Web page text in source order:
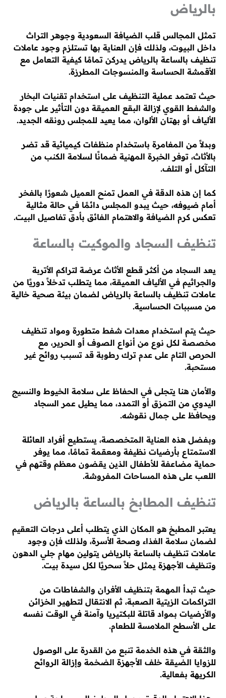
بالرياض
تمثل المجالس قلب الضيافة السعودية وجوهر التراث
داخل البيوت، ولذلك فإن العناية بها تستلزم وجود عاملات
تنظيف بالساعة بالرياض يدركن تمامًا كيفية التعامل مع
الأقمشة الحساسة والمنسوجات المطرزة.
حيث تعتمد عملية التنظيف على استخدام تقنيات البخار
والشفط القوي لإزالة البقع العميقة دون التأثير على جودة
الألياف أو بهتان الألوان، مما يعيد للمجلس رونقه الجديد.
وبدلاً من المغامرة باستخدام منظفات كيميائية قد تضر
بالأثاث، توفر الخبرة المهنية ضمانًا لسلامة الكنب من
التآكل أو التلف.
كما إن هذه الدقة في العمل تمنح العميل شعورًا بالفخر
أمام ضيوفه، حيث يبدو المجلس دائمًا في حالة مثالية
تعكس كرم الضيافة والاهتمام الفائق بأدق تفاصيل البيت.
تنظيف السجاد والموكيت بالساعة
يعد السجاد من أكثر قطع الأثاث عرضة لتراكم الأتربة
والجراثيم في الألياف العميقة، مما يتطلب تدخلاً دوريًا من
عاملات تنظيف بالساعة بالرياض لضمان بيئة صحية خالية
من مسببات الحساسية.
حيث يتم استخدام معدات شفط متطورة ومواد تنظيف
مخصصة لكل نوع من أنواع الصوف أو الحرير، مع
الحرص التام على عدم ترك رطوبة قد تسبب روائح غير
مستحبة.
والأمان هنا يتجلى في الحفاظ على سلامة الخيوط والنسيج
اليدوي من التمزق أو التمدد، مما يطيل عمر السجاد
ويحافظ على جمال نقوشه.
وبفضل هذه العناية المتخصصة، يستطيع أفراد العائلة
الاستمتاع بأرضيات نظيفة ومعقمة تمامًا، مما يوفر
حماية مضاعفة للأطفال الذين يقضون معظم وقتهم في
اللعب على هذه المساحات المفروشة.
تنظيف المطابخ بالساعة بالرياض
يعتبر المطبخ هو المكان الذي يتطلب أعلى درجات التعقيم
لضمان سلامة الغذاء وصحة الأسرة، ولذلك فإن وجود
عاملات تنظيف بالساعة بالرياض يتولين مهام جلي الدهون
وتنظيف الأجهزة يمثل حلاً سحريًا لكل سيدة بيت.
حيث تبدأ المهمة بتنظيف الأفران والشفاطات من
التراكمات الزيتية الصعبة، ثم الانتقال لتطهير الخزائن
والأرضيات بمواد قاتلة للبكتيريا وآمنة في الوقت نفسه
على الأسطح الملامسة للطعام.
والثقة في هذه الخدمة تنبع من القدرة على الوصول
للزوايا الضيقة خلف الأجهزة الضخمة وإزالة الروائح
الكريهة بفعالية.